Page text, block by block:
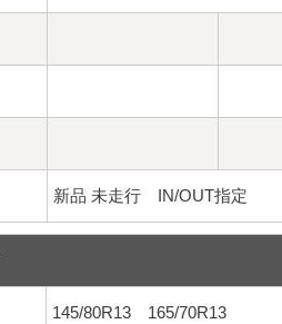
新品 未走行 IN/OUT指定
145/80R13 165/70R13